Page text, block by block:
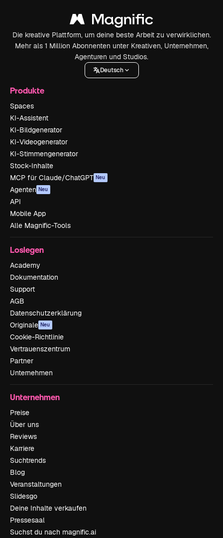
Die kreative Plattform, um deine beste Arbeit zu verwirklichen.
Mehr als 1 Million Abonnenten unter Kreativen, Unternehmen,
Agenturen und Studios.
Deutsch
Produkte
Spaces
KI-Assistent
KI-Bildgenerator
KI-Videogenerator
KI-Stimmengenerator
Stock-Inhalte
MCP für Claude/ChatGPT Neu
Agenten Neu
API
Mobile App
Alle Magnific-Tools
Loslegen
Academy
Dokumentation
Support
AGB
Datenschutzerklärung
Originale Neu
Cookie-Richtlinie
Vertrauenszentrum
Partner
Unternehmen
Unternehmen
Preise
Über uns
Reviews
Karriere
Suchtrends
Blog
Veranstaltungen
Slidesgo
Deine Inhalte verkaufen
Pressesaal
Suchst du nach magnific.ai